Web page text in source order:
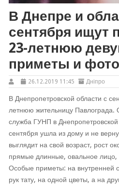
В Днепре и
сентября ищут
23-летнюю
приметы и фото
26.12.2019 11:45 Дніпро
В Днепропетровской области с
летнюю жительницу Павлограда.
служба ГУНП в
сентября ушла из дому и не
выглядит на свой возраст, рост
прямые длинные, овальное лицо,
Особые приметы: на внутренней
рук тату, на одной цветы, а на